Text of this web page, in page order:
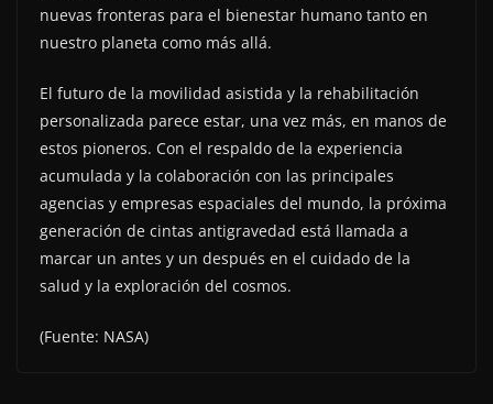
nuevas fronteras para el bienestar humano tanto en
nuestro planeta como más allá.
El futuro de la movilidad asistida y la rehabilitación
personalizada parece estar, una vez más, en manos de
estos pioneros. Con el respaldo de la experiencia
acumulada y la colaboración con las principales
agencias y empresas espaciales del mundo, la próxima
generación de cintas antigravedad está llamada a
marcar un antes y un después en el cuidado de la
salud y la exploración del cosmos.
(Fuente: NASA)